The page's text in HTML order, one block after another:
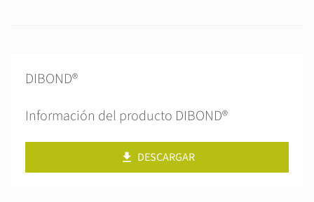
DIBOND®
Información del producto DIBOND®
DESCARGAR